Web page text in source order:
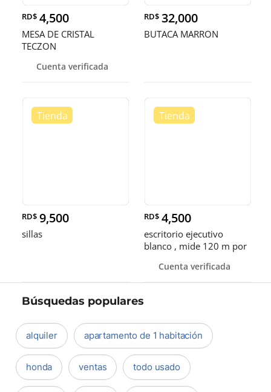
RD$ 4,500
MESA DE CRISTAL
TECZON
Cuenta verificada
RD$ 32,000
BUTACA MARRON
RD$ 9,500
sillas
RD$ 4,500
escritorio ejecutivo
blanco , mide 120 m por
Cuenta verificada
Búsquedas populares
alquiler apartamento de 1 habitación
honda ventas todo usado